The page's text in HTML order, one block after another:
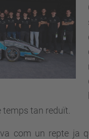
temps tan reduït.
com un repte ja